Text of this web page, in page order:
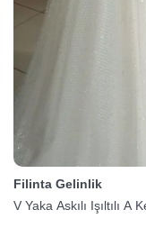
Filinta Gelinlik
V Yaka Askılı Işıltılı A